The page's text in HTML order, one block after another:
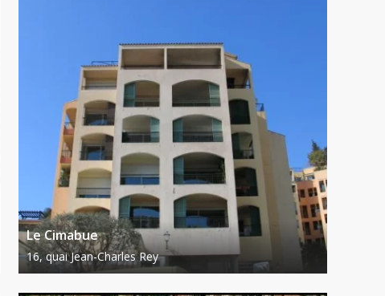
Le Cimabue
16, quai Jean-Charles Rey